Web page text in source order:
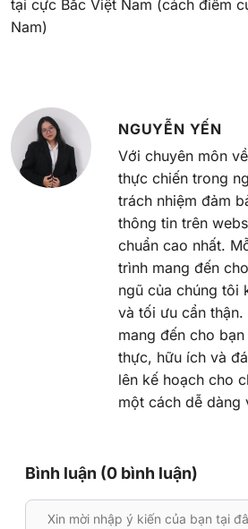
tại cực Bắc Việt Nam (cách điểm
Nam)
NGUYỄN YẾN
Với chuyên môn
thực chiến trong
trách nhiệm đảm
thông tin trên
chuẩn cao nhất.
trình mang đến
ngũ của chúng tôi
và tối ưu cẩn
mang đến cho
thực, hữu ích và
lên kế hoạch cho
một cách dễ dàng
Bình luận (0 bình luận)